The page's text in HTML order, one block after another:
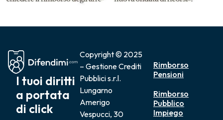
I tuoi diritti
a portata
di click
Copyright © 2025
– Gestione Crediti
Pubblici s.r.l.
Lungarno
Amerigo
Vespucci, 30
Rimborso
Pensioni
Rimborso
Pubblico
Impiego